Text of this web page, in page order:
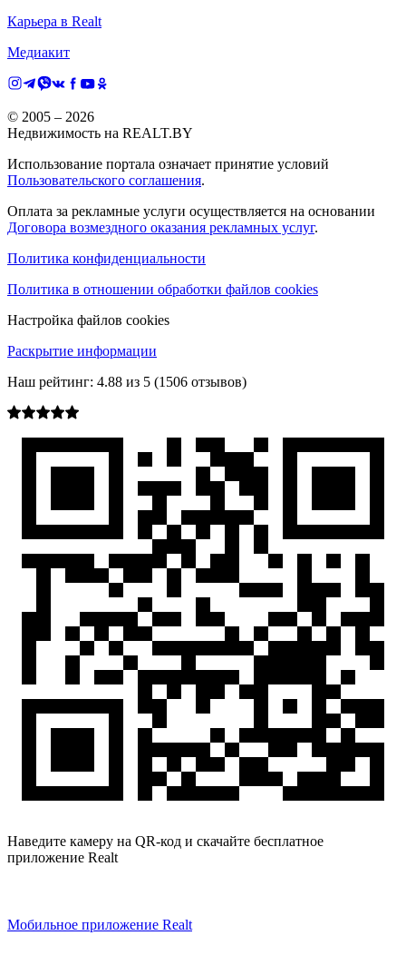
Карьера в Realt
Медиакит
© 2005 – 2026
Недвижимость на REALT.BY
Использование портала означает принятие условий
Пользовательского соглашения.
Оплата за рекламные услуги осуществляется на основании
Договора возмездного оказания рекламных услуг.
Политика конфиденциальности
Политика в отношении обработки файлов cookies
Настройка файлов cookies
Раскрытие информации
Наш рейтинг: 4.88 из 5 (1506 отзывов)
Наведите камеру на QR-код и скачайте бесплатное
приложение Realt
Мобильное приложение Realt